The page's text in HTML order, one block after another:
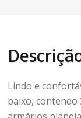
Lindo e
baixo, contendo